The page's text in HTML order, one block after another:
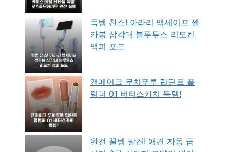
득템 찬스! 아라리 맥세이프 셀
카봉 삼각대 블루투스 리모컨
맥피 포드
캔메이크 무치푸루 립틴트 플
럼퍼 01 버터스카치 득템!
완전 꿀템 발견! 애견 자동 급